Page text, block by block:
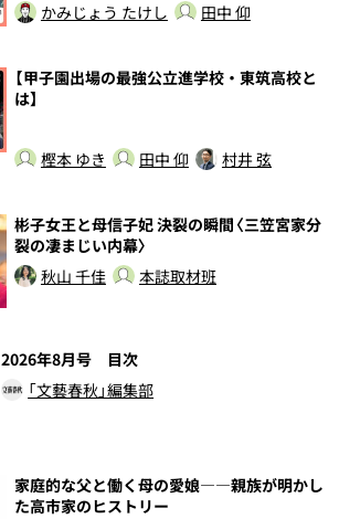
かみじょう たけし 田中 仰
【甲子園出場の最強公立進学校・東筑高校と
は】
樫本 ゆき 田中 仰 村井 弦
彬子女王と母信子妃 決裂の瞬間〈三笠宮家分
裂の凄まじい内幕〉
秋山 千佳
本誌取材班
2026年8月号 目次
「文藝春秋」編集部
家庭的な父と働く母の愛娘――親族が明かし
た高市家のヒストリー